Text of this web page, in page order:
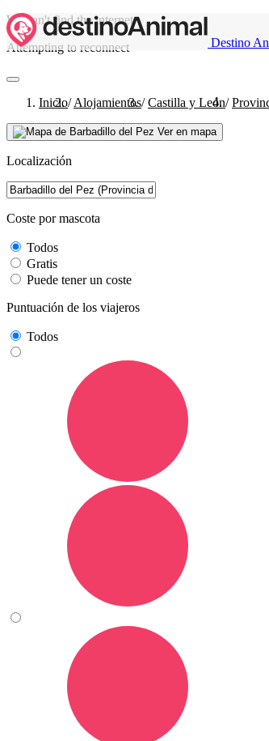
Destino
We can't find the internet
Attempting to reconnect
Inicio/ Alojamientos/ Castilla y León/
Ver en mapa
Localización
Coste por mascota
Todos
Gratis
Puede tener un coste
Puntuación de los viajeros
Todos